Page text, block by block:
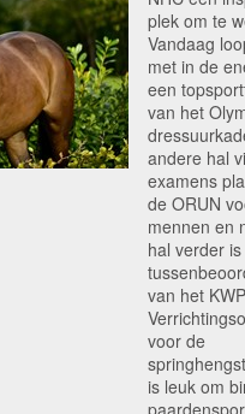
plek om te
Vandaag
met in de
een
van het
andere hal
examens
de ORUN
mennen en
hal verder
van het
voor de
is leuk om